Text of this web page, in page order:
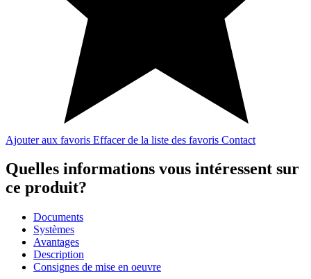
Ajouter aux favoris Effacer de la liste des favoris Contact
Quelles informations vous intéressent sur
ce produit?
Documents
Systèmes
Avantages
Description
Consignes de mise en oeuvre